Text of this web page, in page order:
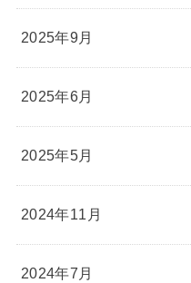
2025年9月
2025年6月
2025年5月
2024年11月
2024年7月